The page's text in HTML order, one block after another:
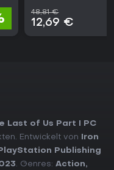
48,81 €
12,69 €
Last of Us Part I PC
Entwickelt von
Iron
PlayStation Publishing
. Genres: Action,